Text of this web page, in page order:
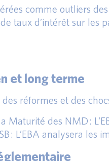
comme outliers
taux d’intérêt sur les
et long terme
réformes et des
Maturité des NMD :
: L’EBA analysera